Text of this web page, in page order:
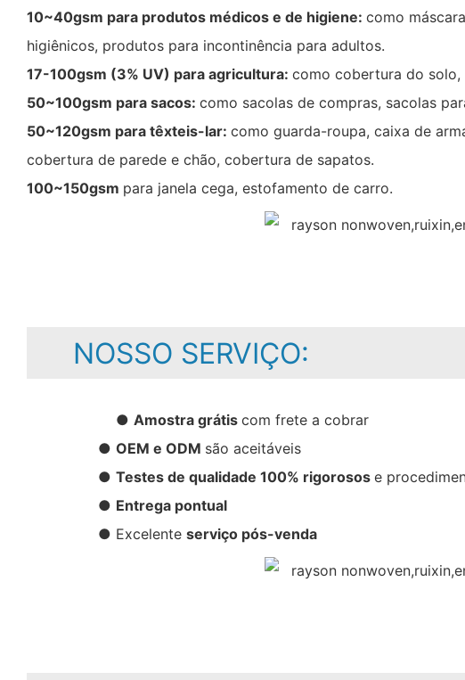
10~40gsm para produtos médicos e de higiene: como
higiênicos, produtos para incontinência para adultos.
17-100gsm (3% UV) para agricultura: como cobertura do solo,
50~100gsm para sacos: como sacolas de compras, sacolas
50~120gsm para têxteis-lar: como guarda-roupa, caixa de
cobertura de parede e chão, cobertura de sapatos.
100~150gsm para janela cega, estofamento de carro.
NOSSO SERVIÇO:
● Amostra grátis com frete a cobrar
● OEM e ODM são aceitáveis
● Testes de qualidade 100% rigorosos e
● Entrega pontual
● Excelente serviço pós-venda